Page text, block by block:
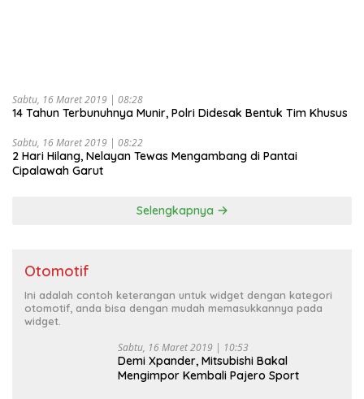
Sabtu, 16 Maret 2019 | 08:28
14 Tahun Terbunuhnya Munir, Polri Didesak Bentuk Tim Khusus
Sabtu, 16 Maret 2019 | 08:22
2 Hari Hilang, Nelayan Tewas Mengambang di Pantai
Cipalawah Garut
Selengkapnya
Otomotif
Ini adalah contoh keterangan untuk widget dengan kategori
otomotif, anda bisa dengan mudah memasukkannya pada
widget.
Sabtu, 16 Maret 2019 | 10:53
Demi Xpander, Mitsubishi Bakal
Mengimpor Kembali Pajero Sport